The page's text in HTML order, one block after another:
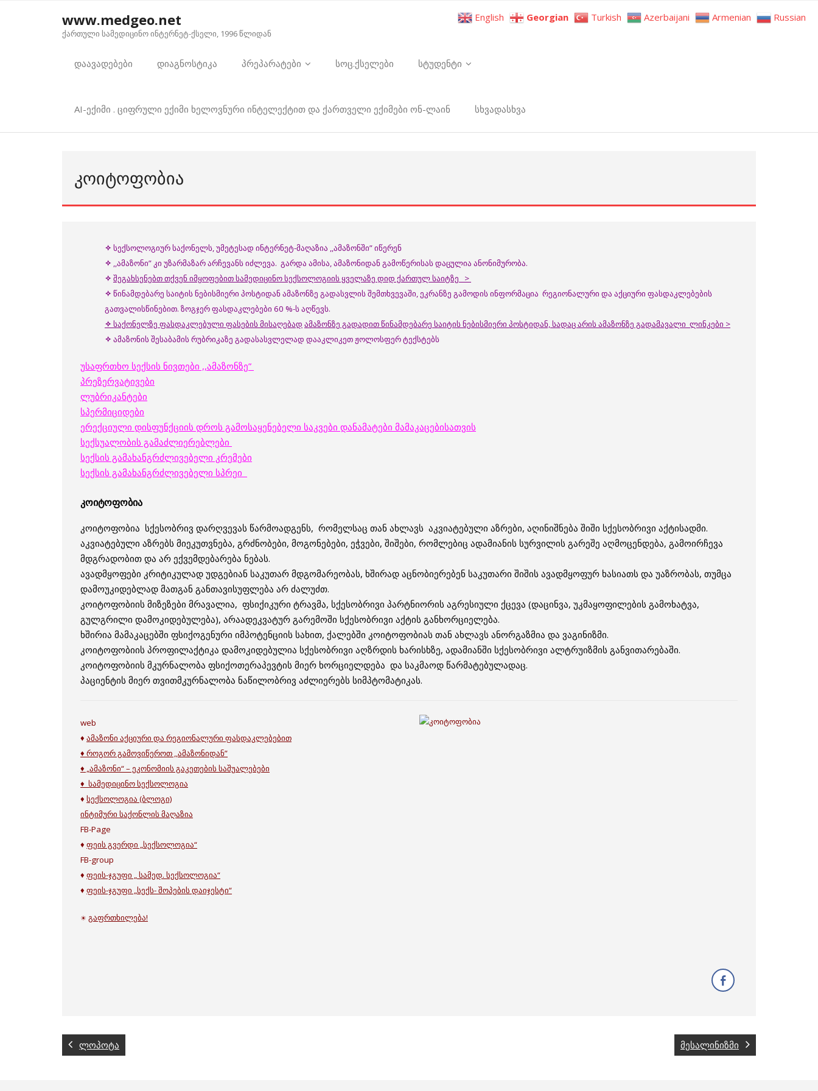
www.medgeo.net
ქართული სამედიცინო ინტერნეტ-ქსელი, 1996 წლიდან
დაავადებები დიაგნოსტიკა პრეპარატები სოც.ქსელები სტუდენტი
AI-ექიმი . ციფრული ექიმი ხელოვნური ინტელექტით და ქართველი ექიმები ონ-ლაინ სხვადასხვა
ᲙᲝᲘᲢᲝᲤᲝᲑᲘᲐ
✧ სექსოლოგიურ საქონელს, უმეტესად ინტერნეტ-მაღაზია ,,ამაზონში” იწერენ
✧ ,,ამაზონი” კი უზარმაზარ არჩევანს იძლევა. გარდა ამისა, ამაზონიდან გამოწერისას დაცულია ანონიმურობა.
✧ შეგახსენებთ თქვენ იმყოფებით სამედიცინო სექსოლოგიის ყველაზე დიდ ქართულ საიტზე >
✧ წინამდებარე საიტის ნებისმიერი პოსტიდან ამაზონზე გადასვლის შემთხვევაში, ეკრანზე გამოდის ინფორმაცია რეგიონალური და აქციური ფასდაკლებების
გათვალისწინებით. ზოგჯერ ფასდაკლებები 60 %-ს აღწევს.
✧ საქონელზე ფასდაკლებული ფასების მისაღებად ამაზონზე გადადით წინამდებარე საიტის ნებისმიერი პოსტიდან, სადაც არის ამაზონზე გადამავალი ლინკები >
✧ ამაზონის შესაბამის რუბრიკაზე გადასასვლელად დააკლიკეთ ჟოლოსფერ ტექსტებს
უსაფრთხო სექსის ნივთები ,,ამაზონზე”
პრეზერვატივები
ლუბრიკანტები
სპერმიციდები
ერექციული დისფუნქციის დროს გამოსაყენებელი საკვები დანამატები მამაკაცებისათვის
სექსუალობის გამაძლიერებლები
სექსის გამახანგრძლივებელი კრემები
სექსის გამახანგრძლივებელი სპრეი
კოიტოფობია
კოიტოფობია სქესობრივ დარღვევას წარმოადგენს, რომელსაც თან ახლავს აკვიატებული აზრები, აღინიშნება შიში სქესობრივი აქტისადმი.
აკვიატებული აზრებს მიეკუთვნება, გრძნობები, მოგონებები, ეჭვები, შიშები, რომლებიც ადამიანის სურვილის გარეშე აღმოცენდება, გამოირჩევა
მდგრადობით და არ ექვემდებარება ნებას.
ავადმყოფები კრიტიკულად უდგებიან საკუთარ მდგომარეობას, ხშირად აცნობიერებენ საკუთარი შიშის ავადმყოფურ ხასიათს და უაზრობას, თუმცა
დამოუკიდებლად მათგან განთავისუფლება არ ძალუძთ.
კოიტოფობიის მიზეზები მრავალია, ფსიქიკური ტრავმა, სქესობრივი პარტნიორის აგრესიული ქცევა (დაცინვა, უკმაყოფილების გამოხატვა,
გულგრილი დამოკიდებულება), არაადეკვატურ გარემოში სქესობრივი აქტის განხორციელება.
ხშირია მამაკაცებში ფსიქოგენური იმპოტენციის სახით, ქალებში კოიტოფობიას თან ახლავს ანორგაზმია და ვაგინიზმი.
კოიტოფობიის პროფილაქტიკა დამოკიდებულია სქესობრივი აღზრდის ხარისხზე, ადამიანში სქესობრივი ალტრუიზმის განვითარებაში.
კოიტოფობიის მკურნალობა ფსიქოთერაპევტის მიერ ხორციელდება და საკმაოდ წარმატებულადაც.
პაციენტის მიერ თვითმკურნალობა ნაწილობრივ აძლიერებს სიმპტომატიკას.
web
♦ ამაზონი აქციური და რეგიონალური ფასდაკლებებით
♦ როგორ გამოვიწეროთ ,,ამაზონიდან”
♦ „ ამაზონი“ – ეკონომიის გაკეთების საშუალებები
♦ სამედიცინო სექსოლოგია
♦ სექსოლოგია (ბლოგი)
ინტიმური საქონლის მაღაზია
FB-Page
♦ ფეის გვერდი „სექსოლოგია“
FB-group
♦ ფეის-ჯგუფი „ სამედ. სექსოლოგია“
♦ ფეის-ჯგუფი „სექს- შოპების დაიჯესტი“
☀ გაფრთხილება!
ლოპოტა მესალინიზმი
English Georgian Turkish Azerbaijani Armenian Russian